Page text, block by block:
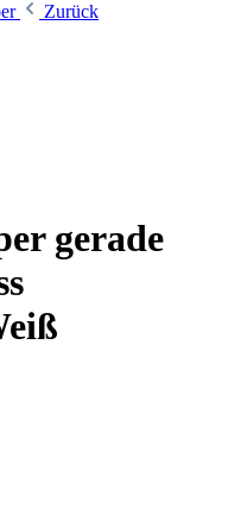
Zurück
gerade